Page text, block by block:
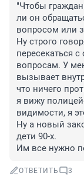
"Чтобы
ли он
вопросом или
Ну строго
пересекаться
вопросам. У
вызывает
что ничего
я вижу
видимости, я
Ну а новый
дети 90-х.
Им все нужно
ОТВЕТИТЬ 3